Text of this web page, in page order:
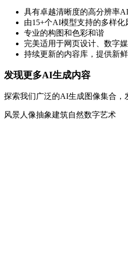
具有卓越清晰度的高分辨率
由15+个AI模型支持的多样化
专业的构图和色彩和谐
完美适用于网页设计、数字
持续更新的内容库，提供新
发现更多AI生成内容
探索我们广泛的AI生成图像集合，
风景人像抽象建筑自然数字艺术